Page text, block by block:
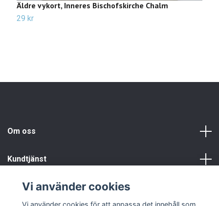
Äldre vykort, Inneres Bischofskirche Chalm
29 kr
Om oss
Kundtjänst
Vi använder cookies
Vi använder cookies för att anpassa det innehåll som